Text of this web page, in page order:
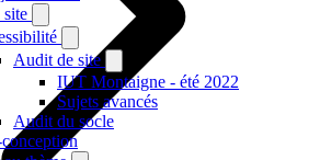
Audit de site
IUT Montaigne - été 2022
Sujets avancés
Audit du socle